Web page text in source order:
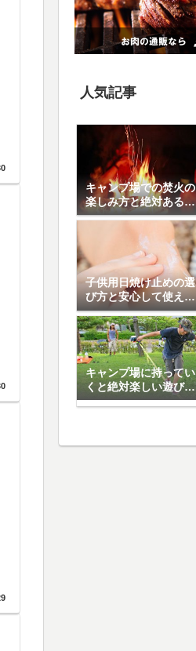
人気記事
キャンプ場での焚火の
楽しみ方と絶対あると
便利なアイテム8選
子供用日焼け止めの選
び方と安心して使える
日焼け止め5選
キャンプ場に持ってい
くと絶対楽しい遊び道
具10選